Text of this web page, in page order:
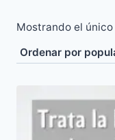
Mostrando el